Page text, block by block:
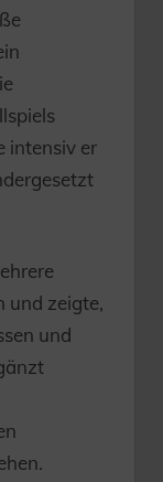
intensiv er
und zeigte,
und